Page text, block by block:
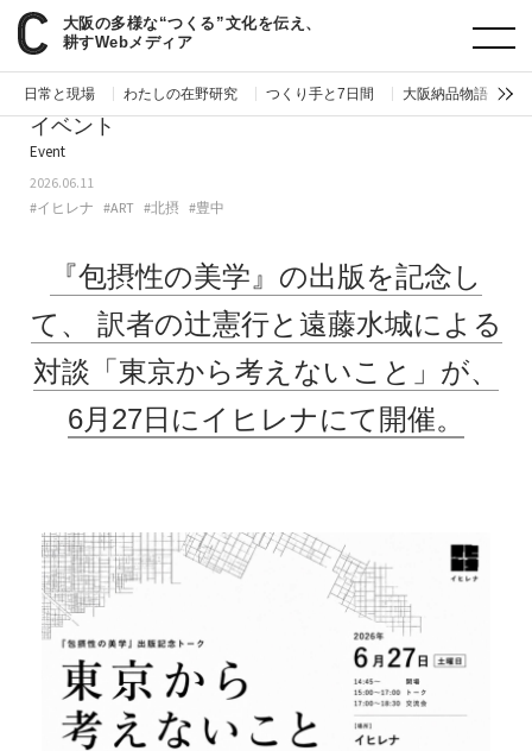
大阪の多様な“つくる”文化を伝え、
耕すWebメディア
日常と現場 わたしの在野研究 つくり手と7日間 大阪納品物語
paperC 今週のイベント
イベント
Event
2026.06.11
#イヒレナ #ART #北摂 #豊中
『包摂性の美学』の出版を記念し
て、
訳者の辻憲行と遠藤水城による
対談「東京から考えないこと」が、
6月27日にイヒレナにて開催。